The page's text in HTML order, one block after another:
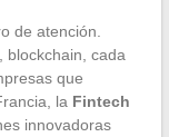
de atención.
blockchain, cada
que
la Fintech
innovadoras